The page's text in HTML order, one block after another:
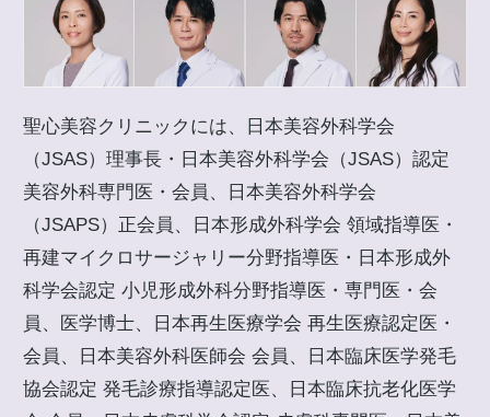
聖心美容クリニックには、日本美容外科学会
（JSAS）理事長・日本美容外科学会（JSAS）認定
美容外科専門医・会員、日本美容外科学会
（JSAPS）正会員、日本形成外科学会 領域指導医・
再建マイクロサージャリー分野指導医・日本形成外
科学会認定 小児形成外科分野指導医・専門医・会
員、医学博士、日本再生医療学会 再生医療認定医・
会員、日本美容外科医師会 会員、日本臨床医学発毛
協会認定 発毛診療指導認定医、日本臨床抗老化医学